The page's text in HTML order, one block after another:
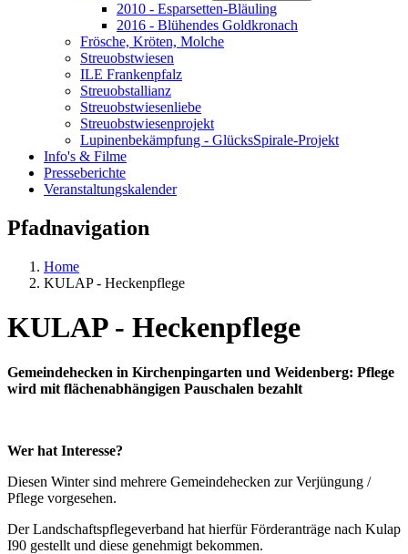
2010 - Esparsetten-Bläuling
2016 - Blühendes Goldkronach
Frösche, Kröten, Molche
Streuobstwiesen
ILE Frankenpfalz
Streuobstallianz
Streuobstwiesenliebe
Streuobstwiesenprojekt
Lupinenbekämpfung - GlücksSpirale-Projekt
Info's & Filme
Presseberichte
Veranstaltungskalender
Pfadnavigation
Home
KULAP - Heckenpflege
KULAP - Heckenpflege
Gemeindehecken in Kirchenpingarten und Weidenberg: Pflege
wird mit flächenabhängigen Pauschalen bezahlt
Wer hat Interesse?
Diesen Winter sind mehrere Gemeindehecken zur Verjüngung /
Pflege vorgesehen.
Der Landschaftspflegeverband hat hierfür Förderanträge nach Kulap
I90 gestellt und diese genehmigt bekommen.